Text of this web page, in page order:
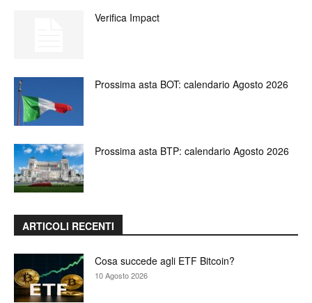
Verifica Impact
Prossima asta BOT: calendario Agosto 2026
Prossima asta BTP: calendario Agosto 2026
ARTICOLI RECENTI
Cosa succede agli ETF Bitcoin?
10 Agosto 2026